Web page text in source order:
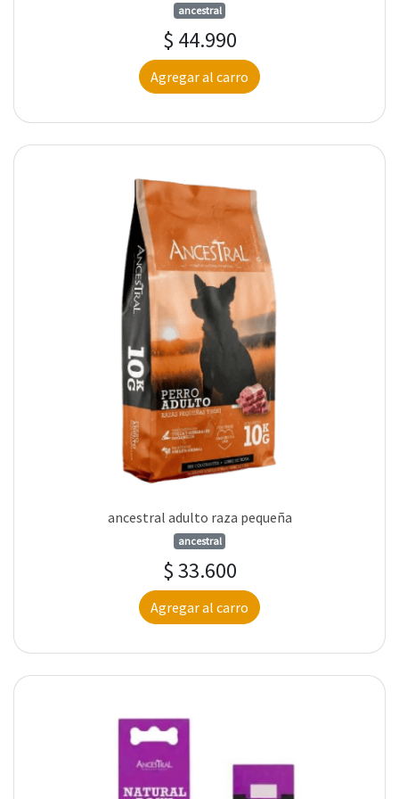
ancestral
$ 44.990
Agregar al carro
ancestral adulto raza pequeña
ancestral
$ 33.600
Agregar al carro